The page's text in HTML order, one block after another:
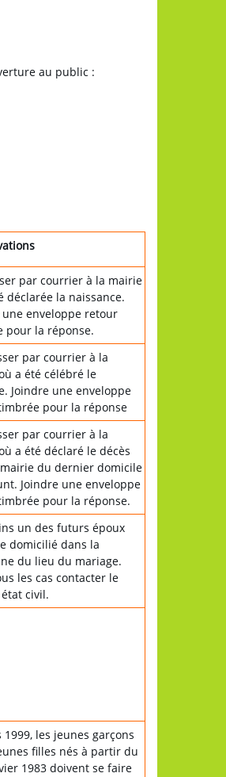
au public :
par courrier à la mairie
déclarée la naissance.
une enveloppe retour
pour la réponse.
par courrier à la
a été célébré le
Joindre une enveloppe
pour la réponse
par courrier à la
a été déclaré le décès
du dernier domicile
Joindre une enveloppe
pour la réponse.
un des futurs époux
domicilié dans la
du lieu du mariage.
les cas contacter le
civil.
1999, les jeunes garçons
filles nés à partir du
1983 doivent se faire